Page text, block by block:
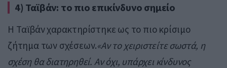
4) Ταϊβάν: το πιο επικίνδυνο σημείο
Η Tαϊβάν χαρακτηρίστηκε ως το πιο κρίσιμο
ζήτημα των σχέσεων.«Αν το χειριστείτε σωστά, η
σχέση θα διατηρηθεί. Αν όχι, υπάρχει κίνδυνος